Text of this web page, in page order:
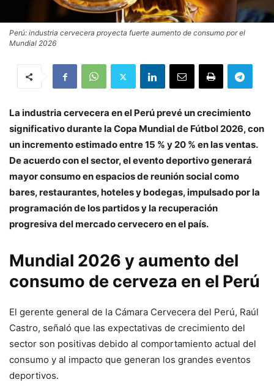
Perú: industria cervecera proyecta fuerte aumento de consumo por el
Mundial 2026
La industria cervecera en el Perú prevé un crecimiento
significativo durante la Copa Mundial de Fútbol 2026, con
un incremento estimado entre 15 % y 20 % en las ventas.
De acuerdo con el sector, el evento deportivo generará
mayor consumo en espacios de reunión social como
bares, restaurantes, hoteles y bodegas, impulsado por la
programación de los partidos y la recuperación
progresiva del mercado cervecero en el país.
Mundial 2026 y aumento del
consumo de cerveza en el Perú
El gerente general de la Cámara Cervecera del Perú, Raúl
Castro, señaló que las expectativas de crecimiento del
sector son positivas debido al comportamiento actual del
consumo y al impacto que generan los grandes eventos
deportivos.